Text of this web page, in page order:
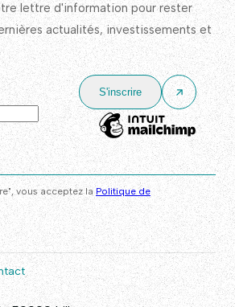
lettre d'information pour rester
actualités, investissements et
vous acceptez la Politique de